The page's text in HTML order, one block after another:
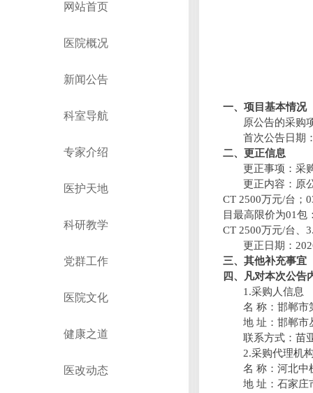
一、项目基本情况
原公告的采购
首次公告日期
二、更正信息
更正事项：采
更正内容：原
CT 2500万元/台 ； 0
目最高限价为01包
CT 2500万元/台
更正日期 ： 202
三、其他补充事宜
四、凡对本次公告
1 .采购人信息
名 称：邯郸市
地 址：邯郸市
联系方式：苗
2.采购代理机
名 称：河北中
地 址：石家庄
网站首页
医院概况
新闻公告
科室导航
专家介绍
医护天地
科研教学
党群工作
医院文化
健康之道
医改动态